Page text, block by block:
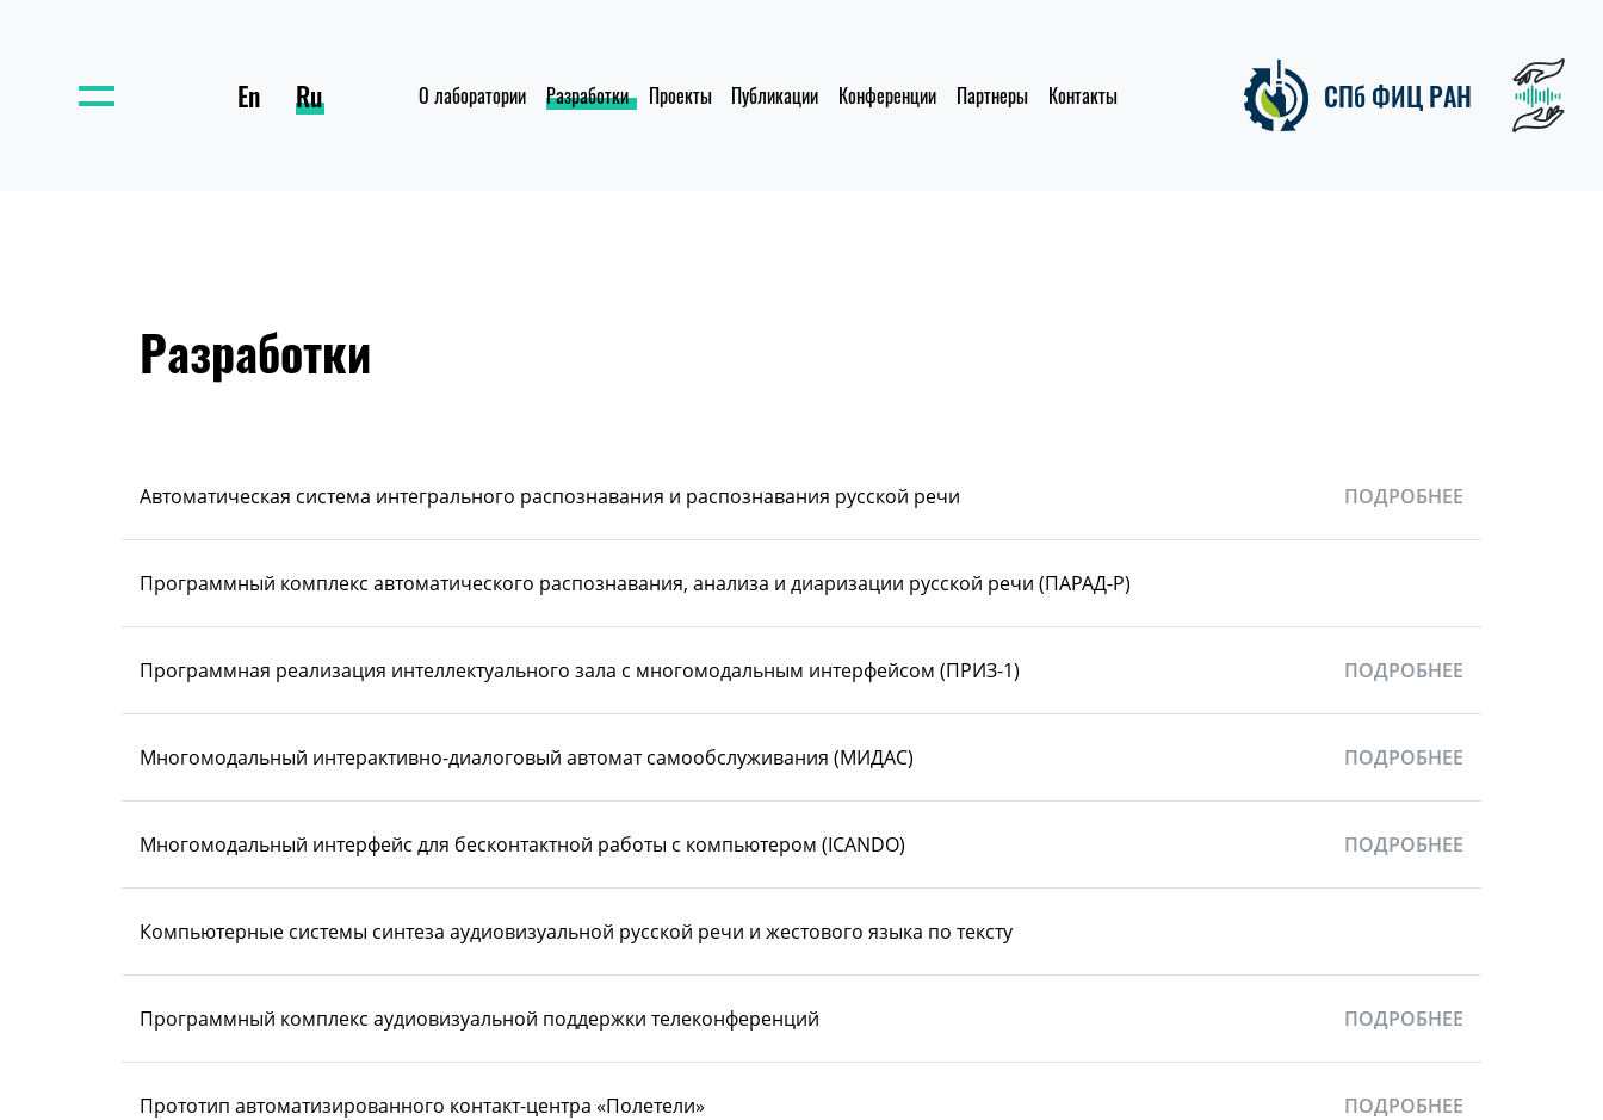
En Ru О лаборатории Разработки Проекты Публикации Конференции Партнеры Контакты СПб ФИЦ РАН
Разработки
Автоматическая система интегрального распознавания и распознавания русской речи ПОДРОБНЕЕ
Программный комплекс автоматического распознавания, анализа и диаризации русской речи (ПАРАД-Р)
Программная реализация интеллектуального зала c многомодальным интерфейсом (ПРИЗ-1) ПОДРОБНЕЕ
Многомодальный интерактивно-диалоговый автомат самообслуживания (МИДАС) ПОДРОБНЕЕ
Многомодальный интерфейс для бесконтактной работы с компьютером (ICANDO) ПОДРОБНЕЕ
Компьютерные системы синтеза аудиовизуальной русской речи и жестового языка по тексту
Программный комплекс аудиовизуальной поддержки телеконференций ПОДРОБНЕЕ
Прототип автоматизированного контакт-центра «Полетели» ПОДРОБНЕЕ